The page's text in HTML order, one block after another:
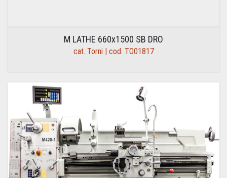
M LATHE 660x1500 SB DRO
cat. Torni | cod. TO01817